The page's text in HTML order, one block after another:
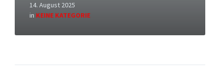
14. August 2025
in KEINE KATEGORIE